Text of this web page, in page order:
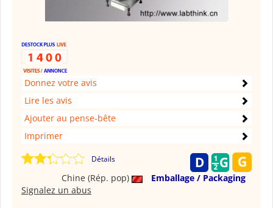
Donnez votre avis
Lire les avis
Ajouter au pense-bête
Imprimer
Détails
Chine (Rép. pop)
Emballage / Packaging
Signalez un abus